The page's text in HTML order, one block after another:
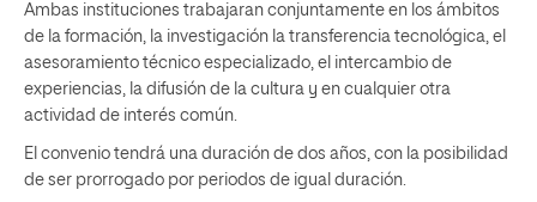
Ambas instituciones trabajaran conjuntamente en los ámbitos
de la formación, la investigación la transferencia tecnológica, el
asesoramiento técnico especializado, el intercambio de
experiencias, la difusión de la cultura y en cualquier otra
actividad de interés común.
El convenio tendrá una duración de dos años, con la posibilidad
de ser prorrogado por periodos de igual duración.